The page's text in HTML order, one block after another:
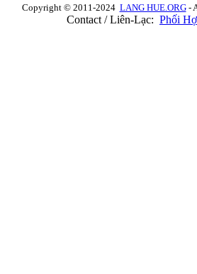
Copyright © 2011-2024 LANG HUE.ORG-
Contact / Liên-Lạc: Phối